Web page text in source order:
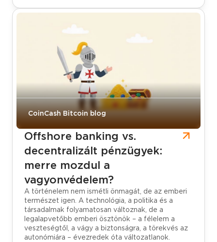
CoinCash Bitcoin blog
Offshore banking vs.
decentralizált pénzügyek:
merre mozdul a
vagyonvédelem?
A történelem nem ismétli önmagát, de az emberi
természet igen. A technológia, a politika és a
társadalmak folyamatosan változnak, de a
legalapvetőbb emberi ösztönök – a félelem a
veszteségtől, a vágy a biztonságra, a törekvés az
autonómiára – évezredek óta változatlanok.